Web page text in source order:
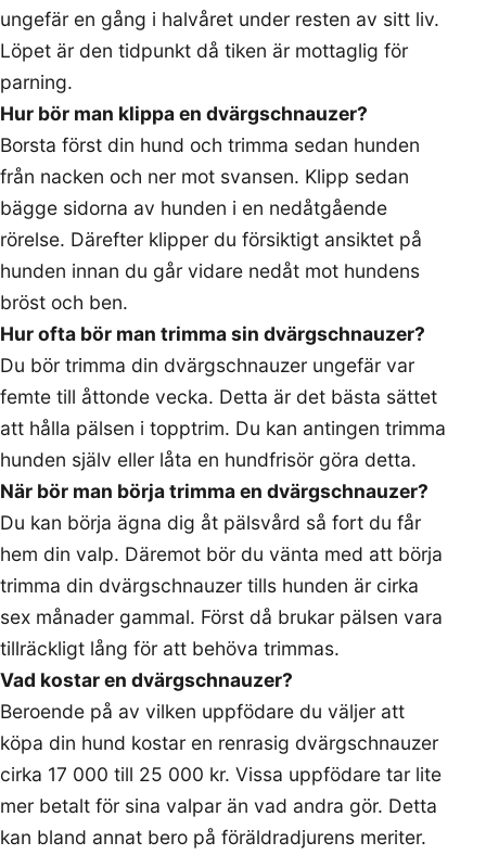
ungefär en gång i halvåret under resten av sitt liv.
Löpet är den tidpunkt då tiken är mottaglig för
parning.
Hur bör man klippa en dvärgschnauzer?
Borsta först din hund och trimma sedan hunden
från nacken och ner mot svansen. Klipp sedan
bägge sidorna av hunden i en nedåtgående
rörelse. Därefter klipper du försiktigt ansiktet på
hunden innan du går vidare nedåt mot hundens
bröst och ben.
Hur ofta bör man trimma sin dvärgschnauzer?
Du bör trimma din dvärgschnauzer ungefär var
femte till åttonde vecka. Detta är det bästa sättet
att hålla pälsen i topptrim. Du kan antingen trimma
hunden själv eller låta en hundfrisör göra detta.
När bör man börja trimma en dvärgschnauzer?
Du kan börja ägna dig åt pälsvård så fort du får
hem din valp. Däremot bör du vänta med att börja
trimma din dvärgschnauzer tills hunden är cirka
sex månader gammal. Först då brukar pälsen vara
tillräckligt lång för att behöva trimmas.
Vad kostar en dvärgschnauzer?
Beroende på av vilken uppfödare du väljer att
köpa din hund kostar en renrasig dvärgschnauzer
cirka 17 000 till 25 000 kr. Vissa uppfödare tar lite
mer betalt för sina valpar än vad andra gör. Detta
kan bland annat bero på föräldradjurens meriter.